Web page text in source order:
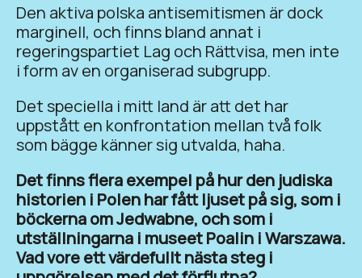
Den aktiva polska antisemitismen är dock
marginell, och finns bland annat i
regeringspartiet Lag och Rättvisa, men inte
i form av en organiserad subgrupp.
Det speciella i mitt land är att det har
uppstått en konfrontation mellan två folk
som bägge känner sig utvalda, haha.
Det finns flera exempel på hur den judiska
historien i Polen har fått ljuset på sig, som i
böckerna om Jedwabne, och som i
utställningarna i museet Poalin i Warszawa.
Vad vore ett värdefullt nästa steg i